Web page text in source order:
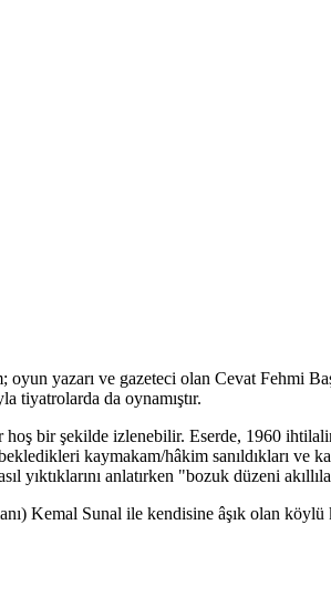
yazarı ve gazeteci olan Cevat Fehmi
tiyatrolarda da oynamıştır.
bir şekilde izlenebilir. Eserde, 1960
kaymakam/hâkim sanıldıkları ve
yıktıklarını anlatırken "bozuk düzeni
Kemal Sunal ile kendisine âşık olan köylü